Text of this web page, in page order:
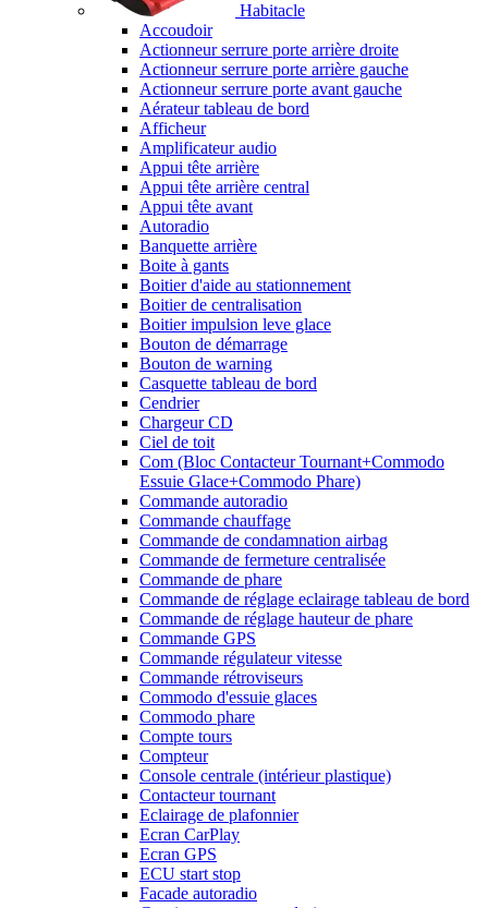
Habitacle
Accoudoir
Actionneur serrure porte arrière droite
Actionneur serrure porte arrière gauche
Actionneur serrure porte avant gauche
Aérateur tableau de bord
Afficheur
Amplificateur audio
Appui tête arrière
Appui tête arrière central
Appui tête avant
Autoradio
Banquette arrière
Boite à gants
Boitier d'aide au stationnement
Boitier de centralisation
Boitier impulsion leve glace
Bouton de démarrage
Bouton de warning
Casquette tableau de bord
Cendrier
Chargeur CD
Ciel de toit
Com (Bloc Contacteur Tournant+Commodo
Essuie Glace+Commodo Phare)
Commande autoradio
Commande chauffage
Commande de condamnation airbag
Commande de fermeture centralisée
Commande de phare
Commande de réglage eclairage tableau de bord
Commande de réglage hauteur de phare
Commande GPS
Commande régulateur vitesse
Commande rétroviseurs
Commodo d'essuie glaces
Commodo phare
Compte tours
Compteur
Console centrale (intérieur plastique)
Contacteur tournant
Eclairage de plafonnier
Ecran CarPlay
Ecran GPS
ECU start stop
Facade autoradio